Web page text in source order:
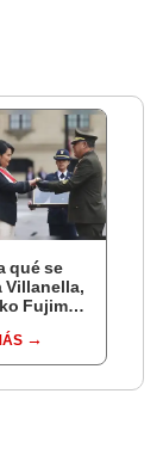
qué se
Villanella,
Fujimori